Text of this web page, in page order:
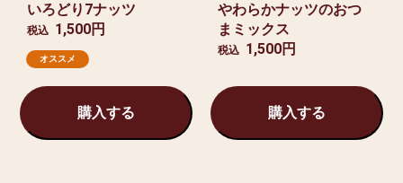
いろどり7ナッツ
税込 1,500円
オススメ
購入する
やわらかナッツのおつ
まミックス
税込 1,500円
購入する